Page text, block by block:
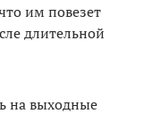
им повезет
длительной
на выходные